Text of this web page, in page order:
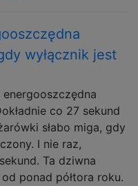
wyłącznik jest
co 27 ​​sekund
słabo miga, gdy
I nie raz,
Ta dziwna
ponad półtora roku.